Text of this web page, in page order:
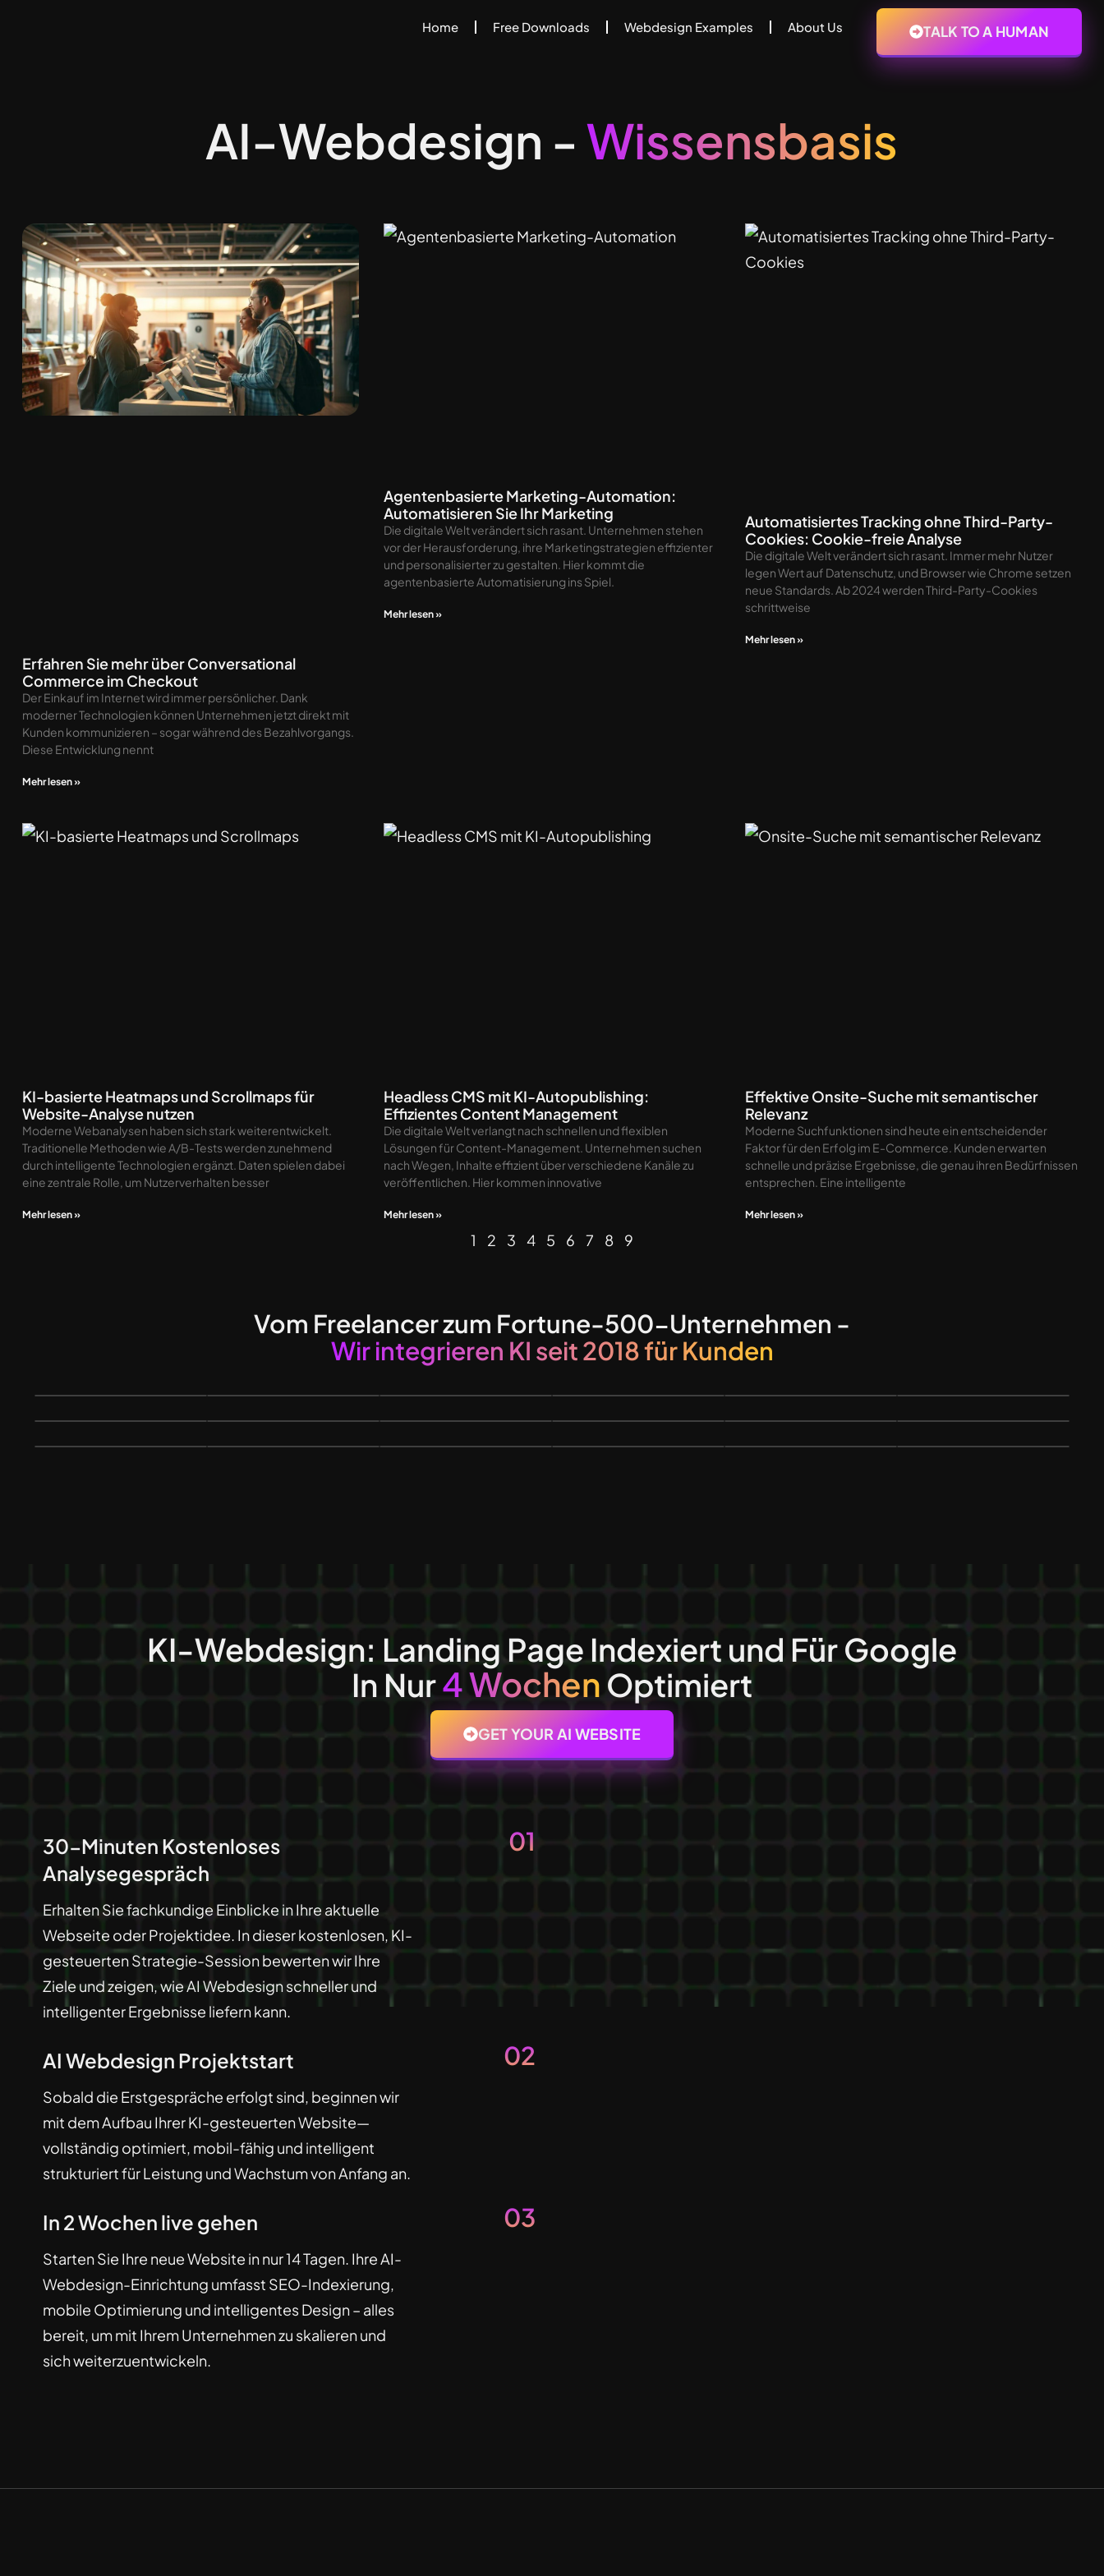
Home Free Downloads Webdesign Examples About Us TALK TO A HUMAN
AI-Webdesign -Wissensbasis
Erfahren Sie mehr über Conversational
Commerce im Checkout
Der Einkauf im Internet wird immer persönlicher. Dank
moderner Technologien können Unternehmen jetzt direkt mit
Kunden kommunizieren – sogar während des Bezahlvorgangs.
Diese Entwicklung nennt
Mehr lesen »
Agentenbasierte Marketing-Automation:
Automatisieren Sie Ihr Marketing
Die digitale Welt verändert sich rasant. Unternehmen stehen
vor der Herausforderung, ihre Marketingstrategien effizienter
und personalisierter zu gestalten. Hier kommt die
agentenbasierte Automatisierung ins Spiel.
Mehr lesen »
Automatisiertes Tracking ohne Third-Party-
Cookies: Cookie-freie Analyse
Die digitale Welt verändert sich rasant. Immer mehr Nutzer
legen Wert auf Datenschutz, und Browser wie Chrome setzen
neue Standards. Ab 2024 werden Third-Party-Cookies
schrittweise
Mehr lesen »
KI-basierte Heatmaps und Scrollmaps für
Website-Analyse nutzen
Moderne Webanalysen haben sich stark weiterentwickelt.
Traditionelle Methoden wie A/B-Tests werden zunehmend
durch intelligente Technologien ergänzt. Daten spielen dabei
eine zentrale Rolle, um Nutzerverhalten besser
Mehr lesen »
Headless CMS mit KI-Autopublishing:
Effizientes Content Management
Die digitale Welt verlangt nach schnellen und flexiblen
Lösungen für Content-Management. Unternehmen suchen
nach Wegen, Inhalte effizient über verschiedene Kanäle zu
veröffentlichen. Hier kommen innovative
Mehr lesen »
Effektive Onsite-Suche mit semantischer
Relevanz
Moderne Suchfunktionen sind heute ein entscheidender
Faktor für den Erfolg im E-Commerce. Kunden erwarten
schnelle und präzise Ergebnisse, die genau ihren Bedürfnissen
entsprechen. Eine intelligente
Mehr lesen »
1 2 3 4 5 6 7 8 9
Vom Freelancer zum Fortune-500-Unternehmen -
Wir integrieren KI seit 2018 für Kunden
KI-Webdesign: Landing Page Indexiert und Für Google
In Nur4 Wochen Optimiert
GET YOUR AI WEBSITE
30-Minuten Kostenloses
Analysegespräch
Erhalten Sie fachkundige Einblicke in Ihre aktuelle
Webseite oder Projektidee. In dieser kostenlosen, KI-
gesteuerten Strategie-Session bewerten wir Ihre
Ziele und zeigen, wie AI Webdesign schneller und
intelligenter Ergebnisse liefern kann.
01
AI Webdesign Projektstart
Sobald die Erstgespräche erfolgt sind, beginnen wir
mit dem Aufbau Ihrer KI-gesteuerten Website—
vollständig optimiert, mobil-fähig und intelligent
strukturiert für Leistung und Wachstum von Anfang an.
02
In 2 Wochen live gehen
Starten Sie Ihre neue Website in nur 14 Tagen. Ihre AI-
Webdesign-Einrichtung umfasst SEO-Indexierung,
mobile Optimierung und intelligentes Design – alles
bereit, um mit Ihrem Unternehmen zu skalieren und
sich weiterzuentwickeln.
03